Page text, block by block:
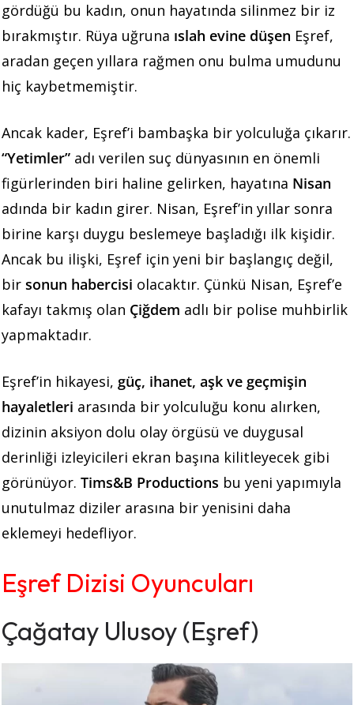
gördüğü bu kadın, onun hayatında silinmez bir iz
bırakmıştır. Rüya uğruna ıslah evine düşen Eşref,
aradan geçen yıllara rağmen onu bulma umudunu
hiç kaybetmemiştir.
Ancak kader, Eşref’i bambaşka bir yolculuğa çıkarır.
“Yetimler” adı verilen suç dünyasının en önemli
figürlerinden biri haline gelirken, hayatına Nisan
adında bir kadın girer. Nisan, Eşref’in yıllar sonra
birine karşı duygu beslemeye başladığı ilk kişidir.
Ancak bu ilişki, Eşref için yeni bir başlangıç değil,
bir sonun habercisi olacaktır. Çünkü Nisan, Eşref’e
kafayı takmış olan Çiğdem adlı bir polise muhbirlik
yapmaktadır.
Eşref’in hikayesi, güç, ihanet, aşk ve geçmişin
hayaletleri arasında bir yolculuğu konu alırken,
dizinin aksiyon dolu olay örgüsü ve duygusal
derinliği izleyicileri ekran başına kilitleyecek gibi
görünüyor. Tims&B Productions bu yeni yapımıyla
unutulmaz diziler arasına bir yenisini daha
eklemeyi hedefliyor.
Eşref Dizisi Oyuncuları
Çağatay Ulusoy (Eşref)